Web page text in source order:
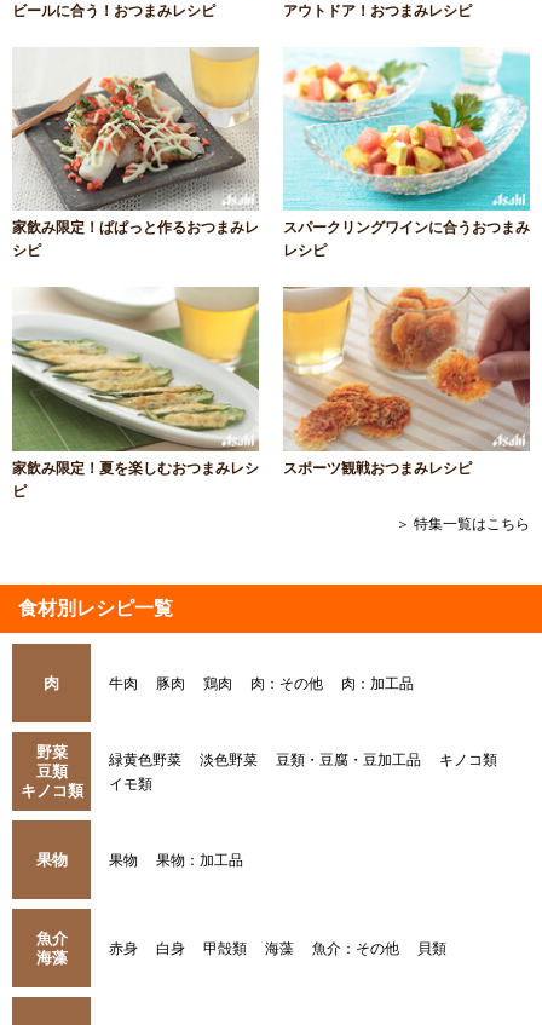
ビールに合う！おつまみレシピ アウトドア！おつまみレシピ
家飲み限定！ぱぱっと作るおつまみレ
シピ
スパークリングワインに合うおつまみ
レシピ
家飲み限定！夏を楽しむおつまみレシ
ピ
スポーツ観戦おつまみレシピ
＞ 特集一覧はこちら
食材別レシピ一覧
肉 牛肉 豚肉 鶏肉 肉：その他 肉：加工品
野菜
豆類
キノコ類
緑黄色野菜 淡色野菜 豆類・豆腐・豆加工品
キノコ類
イモ類
果物 果物 果物：加工品
魚介
海藻
赤身 白身 甲殻類 海藻 魚介：その他 貝類